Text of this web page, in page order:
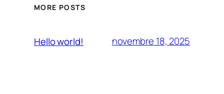
MORE POSTS
Hello world! novembre 18, 2025